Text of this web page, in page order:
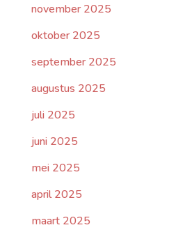
november 2025
oktober 2025
september 2025
augustus 2025
juli 2025
juni 2025
mei 2025
april 2025
maart 2025